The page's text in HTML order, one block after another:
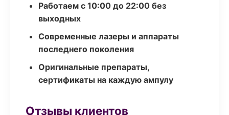
Работаем с 10:00 до 22:00 без
выходных
Современные лазеры и аппараты
последнего поколения
Оригинальные препараты,
сертификаты на каждую ампулу
Отзывы клиентов